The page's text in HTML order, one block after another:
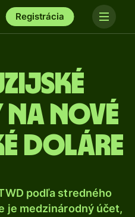
Registrácia
nové
doláre
podľa stredného
je medzinárodný účet,